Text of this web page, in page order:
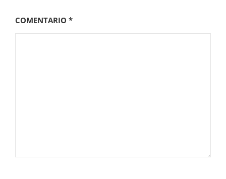
COMENTARIO *